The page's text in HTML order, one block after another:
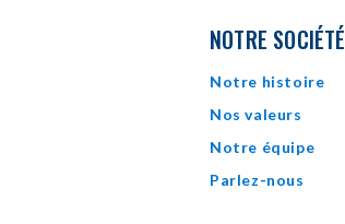
NOTRE SOCIÉTÉ
Notre histoire
Nos valeurs
Notre équipe
Parlez-nous